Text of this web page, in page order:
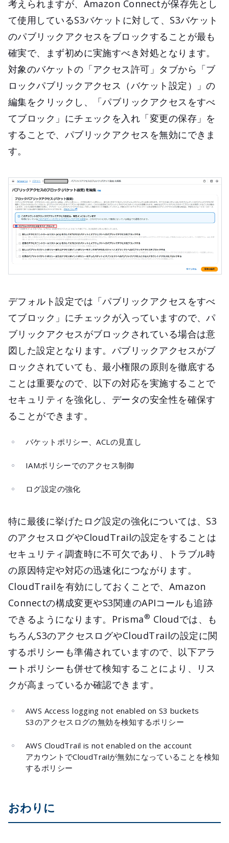
考えられますが、Amazon Connectが保存先とし
て使用しているS3バケットに対して、S3バケット
のパブリックアクセスをブロックすることが最も
確実で、まず初めに実施すべき対処となります。
対象のバケットの「アクセス許可」タブから「ブ
ロックパブリックアクセス（バケット設定）」の
編集をクリックし、「パブリックアクセスをすべ
てブロック」にチェックを入れ「変更の保存」を
することで、パブリックアクセスを無効にできま
す。
デフォルト設定では「パブリックアクセスをすべ
てブロック」にチェックが入っていますので、パ
ブリックアクセスがブロックされている場合は意
図した設定となります。パブリックアクセスがブ
ロックされていても、最小権限の原則を徹底する
ことは重要なので、以下の対応を実施することで
セキュリティを強化し、データの安全性を確保す
ることができます。
バケットポリシー、ACLの見直し
IAMポリシーでのアクセス制御
ログ設定の強化
特に最後に挙げたログ設定の強化については、S3
のアクセスログやCloudTrailの設定をすることは
セキュリティ調査時に不可欠であり、トラブル時
の原因特定や対応の迅速化につながります。
CloudTrailを有効にしておくことで、Amazon
Connectの構成変更やS3関連のAPIコールも追跡
できるようになります。Prisma® Cloudでは、も
ちろんS3のアクセスログやCloudTrailの設定に関
するポリシーも準備されていますので、以下アラ
ートポリシーも併せて検知することにより、リス
クが高まっているか確認できます。
AWS Access logging not enabled on S3 buckets
S3のアクセスログの無効を検知するポリシー
AWS CloudTrail is not enabled on the account
アカウントでCloudTrailが無効になっていることを検知
するポリシー
おわりに